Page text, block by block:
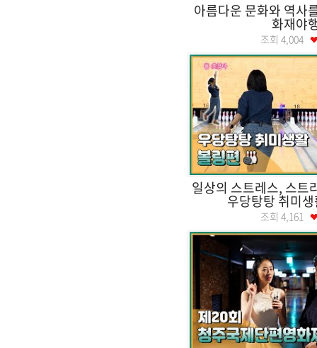
아름다운 문화와 역사
화재야
조회 4,004
일상의 스트레스, 스트
우당탕탕 취미
조회 4,161